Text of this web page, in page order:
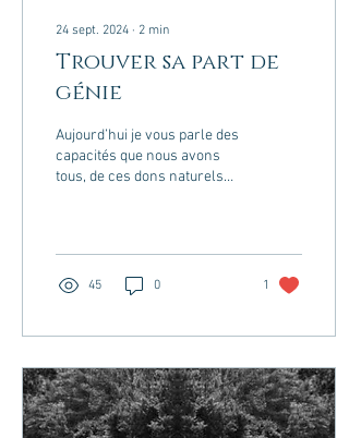
24 sept. 2024 ∙ 2 min
Trouver sa part de
génie
Aujourd’hui je vous parle des
capacités que nous avons
tous, de ces dons naturels
45 0 1